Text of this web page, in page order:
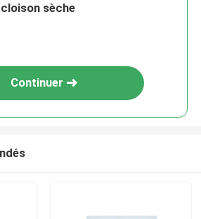
cloison sèche
Continuer